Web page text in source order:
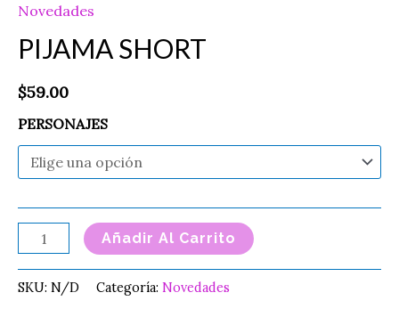
Novedades
PIJAMA SHORT
$59.00
PERSONAJES
Añadir Al Carrito
SKU: N/D Categoría: Novedades